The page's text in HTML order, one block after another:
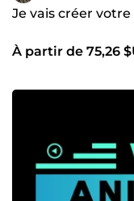
Je vais créer
À partir de 75,26